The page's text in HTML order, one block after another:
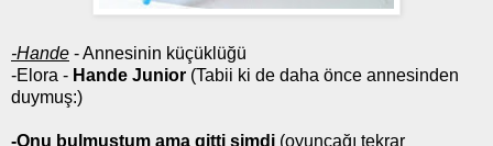
-Hande - Annesinin küçüklüğü
-Elora - Hande Junior (Tabii ki de daha önce annesinden
duymuş:)
-Onu bulmuştum ama gitti şimdi (oyuncağı tekrar